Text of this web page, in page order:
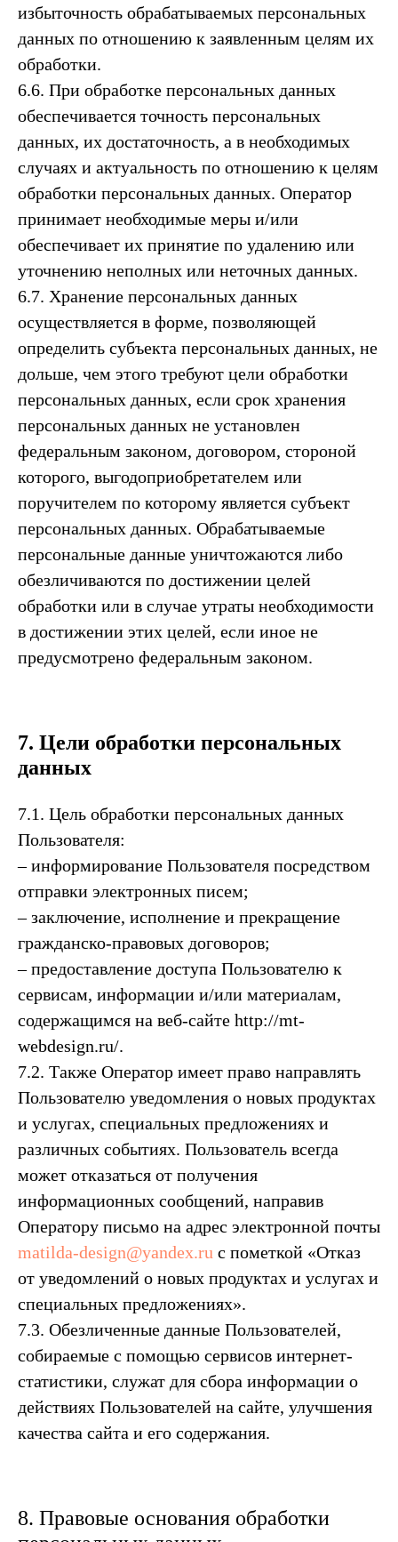
избыточность обрабатываемых персональных
данных по отношению к заявленным целям их
обработки.
6.6. При обработке персональных данных
обеспечивается точность персональных
данных, их достаточность, а в необходимых
случаях и актуальность по отношению к целям
обработки персональных данных. Оператор
принимает необходимые меры и/или
обеспечивает их принятие по удалению или
уточнению неполных или неточных данных.
6.7. Хранение персональных данных
осуществляется в форме, позволяющей
определить субъекта персональных данных, не
дольше, чем этого требуют цели обработки
персональных данных, если срок хранения
персональных данных не установлен
федеральным законом, договором, стороной
которого, выгодоприобретателем или
поручителем по которому является субъект
персональных данных. Обрабатываемые
персональные данные уничтожаются либо
обезличиваются по достижении целей
обработки или в случае утраты необходимости
в достижении этих целей, если иное не
предусмотрено федеральным законом.
7. Цели обработки персональных
данных
7.1. Цель обработки персональных данных
Пользователя:
– информирование Пользователя посредством
отправки электронных писем;
– заключение, исполнение и прекращение
гражданско-правовых договоров;
– предоставление доступа Пользователю к
сервисам, информации и/или материалам,
содержащимся на веб-сайте http://mt-
webdesign.ru/.
7.2. Также Оператор имеет право направлять
Пользователю уведомления о новых продуктах
и услугах, специальных предложениях и
различных событиях. Пользователь всегда
может отказаться от получения
информационных сообщений, направив
Оператору письмо на адрес электронной почты
matilda-design@yandex.ru с пометкой «Отказ
от уведомлений о новых продуктах и услугах и
специальных предложениях».
7.3. Обезличенные данные Пользователей,
собираемые с помощью сервисов интернет-
статистики, служат для сбора информации о
действиях Пользователей на сайте, улучшения
качества сайта и его содержания.
8. Правовые основания обработки